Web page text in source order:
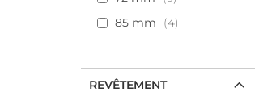
85 mm
4
REVÊTEMENT